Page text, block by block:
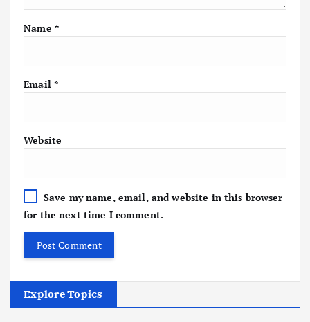
Name *
Email *
Website
Save my name, email, and website in this browser
for the next time I comment.
Explore Topics